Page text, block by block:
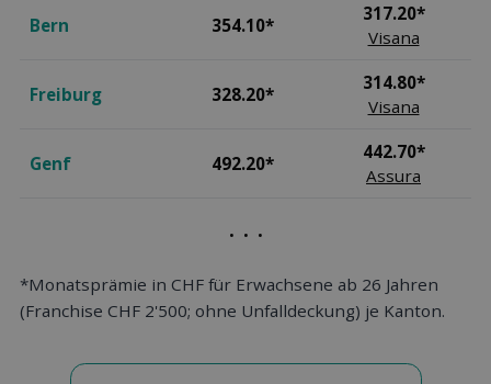
Bern 354.10*
317.20*
Visana
Freiburg 328.20*
314.80*
Visana
Genf 492.20*
442.70*
Assura
. . .
*Monatsprämie in CHF für Erwachsene ab 26 Jahren
(Franchise CHF 2'500; ohne Unfalldeckung) je Kanton.